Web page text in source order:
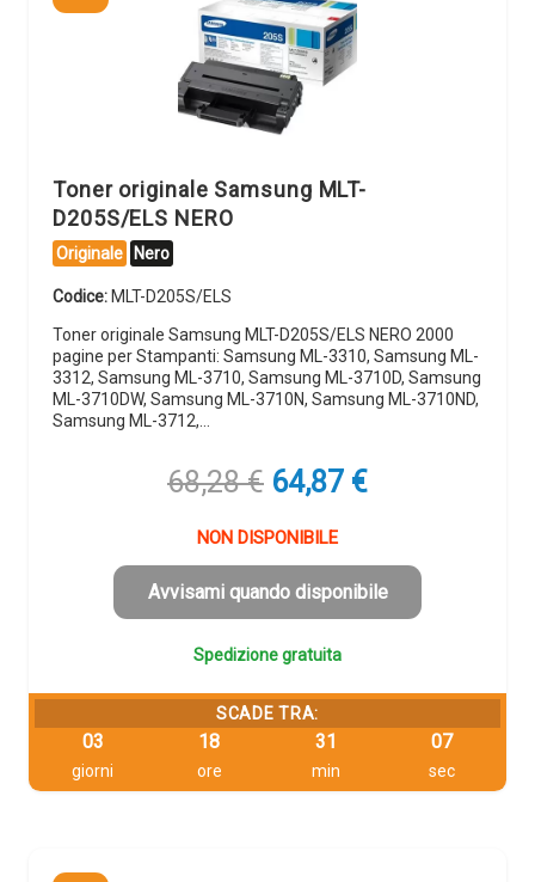
Toner originale Samsung MLT-
D205S/ELS NERO
Originale Nero
Codice:MLT-D205S/ELS
Toner originale Samsung MLT-D205S/ELS NERO 2000
pagine per Stampanti: Samsung ML-3310, Samsung ML-
3312, Samsung ML-3710, Samsung ML-3710D, Samsung
ML-3710DW, Samsung ML-3710N, Samsung ML-3710ND,
Samsung ML-3712,…
68,28€ Il
originale
era:
68,28 €.
64,87 €Il
è:
64,87 €.
NON DISPONIBILE
Avvisami quando disponibile
Spedizione gratuita
SCADE TRA:
03
giorni
18
ore
31
min
06
sec